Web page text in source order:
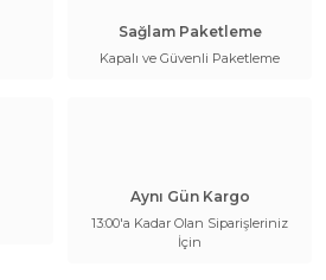
Sağlam Paketleme
Kapalı ve Güvenli Paketleme
Aynı Gün Kargo
13:00'a Kadar Olan Siparişleriniz
İçin